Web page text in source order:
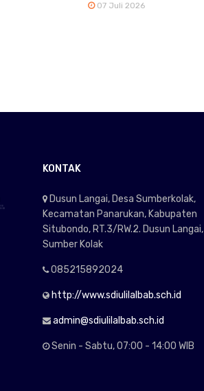
07 Juli 2026
KONTAK
Dusun Langai, Desa Sumberkolak,
Kecamatan Panarukan, Kabupaten
Situbondo, RT.3/RW.2. Dusun Langai,
Sumber Kolak
085215892024
http://www.sdiulilalbab.sch.id
admin@sdiulilalbab.sch.id
Senin - Sabtu, 07:00 - 14:00 WIB